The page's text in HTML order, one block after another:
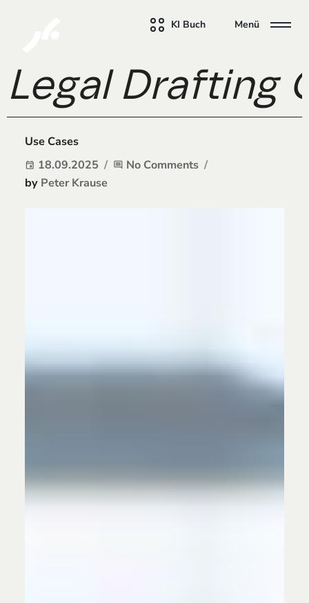
KI Buch Menü
Legal Drafting
Use Cases
event 18.09.2025 comment No Comments
by Peter Krause